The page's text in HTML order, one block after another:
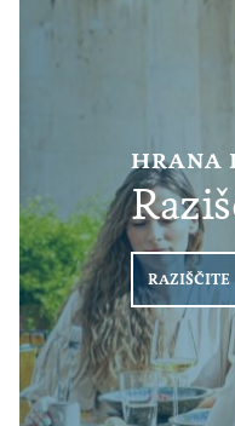
HRANA
RAZIŠČITE